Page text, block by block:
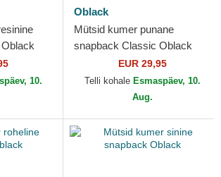
10.
Oblack
Mütsid kumer punane
snapback Classic Oblack
EUR 29,95
Telli kohale Esmaspäev, 10.
Aug.